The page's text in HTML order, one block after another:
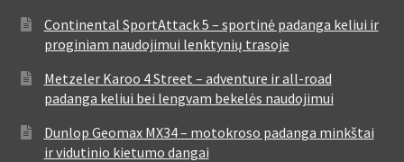
Continental SportAttack 5 – sportinė padanga keliui ir
proginiam naudojimui lenktynių trasoje
Metzeler Karoo 4 Street – adventure ir all-road
padanga keliui bei lengvam bekelės naudojimui
Dunlop Geomax MX34 – motokroso padanga minkštai
ir vidutinio kietumo dangai